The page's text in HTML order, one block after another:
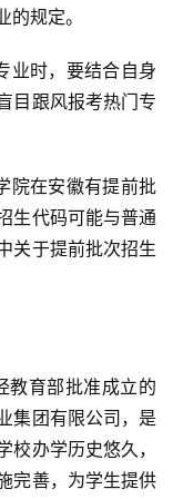
规定。
业时，要结合自身
目跟风报考热门专
院在安徽有提前批
生代码可能与普通
关于提前批次招生
集团有限公司，是
办学历史悠久，
完善，为学生提供